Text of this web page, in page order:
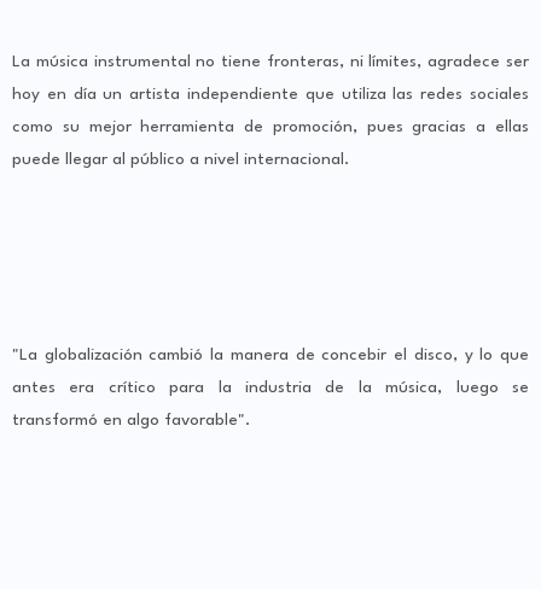
La música instrumental no tiene fronteras, ni límites, agradece ser
hoy en día un artista independiente que utiliza las redes sociales
como su mejor herramienta de promoción, pues gracias a ellas
puede llegar al público a nivel internacional.
"La globalización cambió la manera de concebir el disco, y lo que
antes era crítico para la industria de la música, luego se
transformó en algo favorable".